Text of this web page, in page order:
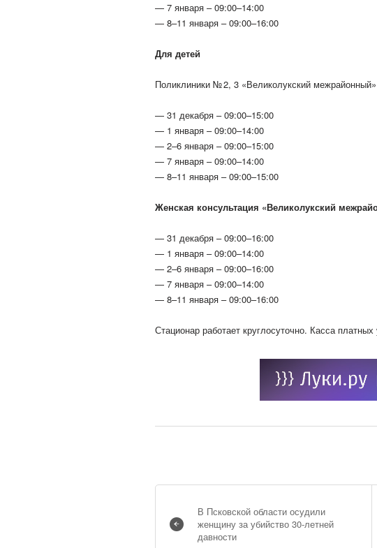
— 7 января – 09:00–14:00
— 8–11 января – 09:00–16:00
Для детей
Поликлиники № 2, 3 «Великолукский
— 31 декабря – 09:00–15:00
— 1 января – 09:00–14:00
— 2–6 января – 09:00–15:00
— 7 января – 09:00–14:00
— 8–11 января – 09:00–15:00
Женская консультация «Великолукский
— 31 декабря – 09:00–16:00
— 1 января – 09:00–14:00
— 2–6 января – 09:00–16:00
— 7 января – 09:00–14:00
— 8–11 января – 09:00–16:00
Стационар работает круглосуточно. Касса
В Псковской области осудили
женщину за убийство 30-летней
давности